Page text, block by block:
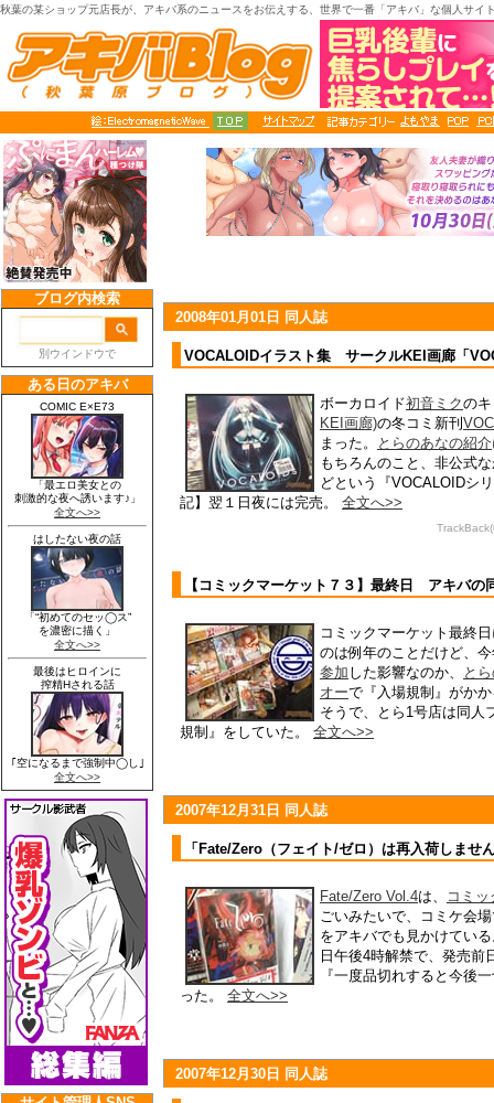
秋葉の某ショップ元店長が、アキバ系のニュースをお伝えする、世界で一番「アキバ」な個人サイ
2008年01月01日 同人誌
VOCALOIDイラスト集 サークルKEI画廊「
ボーカロイド初音ミクの
KEI画廊)の冬コミ新刊
まった。
とらのあなの紹介
もちろんのこと、非公式
どという『VOCALOIDシ
記】翌１日夜には完売。 全文へ>>
【コミックマーケット７３】最終日 アキバの
コミックマーケット最終
のは例年のことだけど、
参加 した影響なのか、
と
オーで『入場規制』がか
そうで、とら1号店は同人
規制』をしていた。 全文へ>>
2007年12月31日 同人誌
「Fate/Zero（フェイト/ゼロ）は再入荷しませ
Fate/Zero Vol.4は、
コミ
ごいみたいで、コミケ会
をアキバでも見かけてい
日午後4時解禁で、発売前
『一度品切れすると今後
った。 全文へ>>
2007年12月30日 同人誌